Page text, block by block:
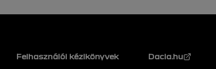
Lábléc
Felhasználói kézikönyvek Dacia.hu